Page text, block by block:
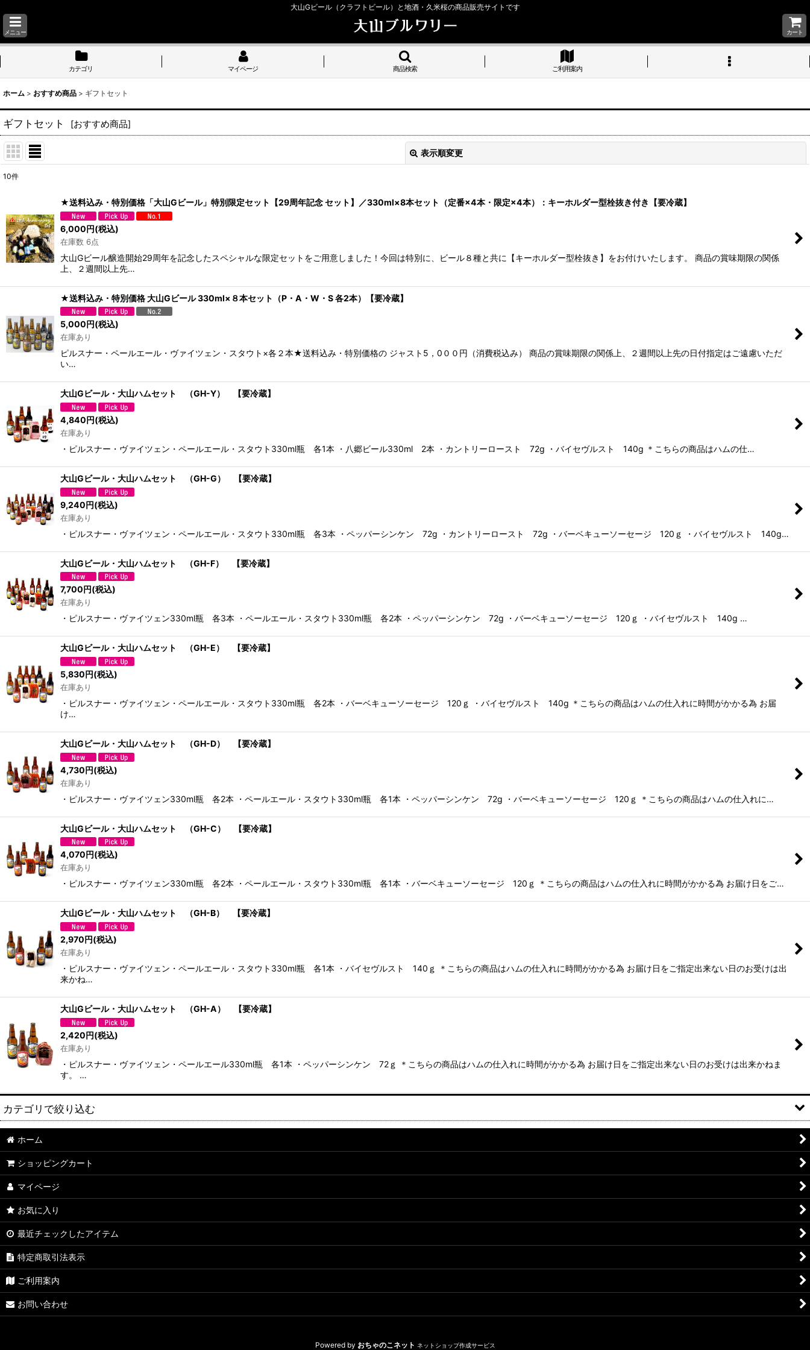
大山Gビール（クラフトビール）と地酒・久米桜の商品販売サイトです
メニュー カート
カテゴリ マイページ 商品検索 ご利用案内
ホーム > おすすめ商品 > ギフトセット
ギフトセット [おすすめ商品]
表示順変更
表示数:
並び順:
絞り込む
10件
★送料込み・特別価格「大山Gビール」特別限定セット【29周年記念 セット】／330ml×8本セット（定番×4本・限定×4本）：キーホルダー型栓抜き付き【要冷蔵】
6,000円(税込)
在庫数 6点
大山Gビール醸造開始29周年を記念したスペシャルな限定セットをご用意しました！今回は特別に、ビール８種と共に【キーホルダー型栓抜き】をお付けいたします。 商品の賞味期限の関係
上、２週間以上先…
★送料込み・特別価格 大山Gビール 330ml×８本セット（P・A・W・S 各2本）【要冷蔵】
5,000円(税込)
在庫あり
ピルスナー・ペールエール・ヴァイツェン・スタウト×各２本★送料込み・特別価格の ジャスト5，0００円（消費税込み） 商品の賞味期限の関係上、２週間以上先の日付指定はご遠慮いただ
い…
大山Gビール・大山ハムセット （GH-Y） 【要冷蔵】
4,840円(税込)
在庫あり
・ピルスナー・ヴァイツェン・ペールエール・スタウト330ml瓶 各1本 ・八郷ビール330ml 2本 ・カントリーロースト 72g ・バイセヴルスト 140g ＊こちらの商品はハムの仕…
大山Gビール・大山ハムセット （GH-G） 【要冷蔵】
9,240円(税込)
在庫あり
・ピルスナー・ヴァイツェン・ペールエール・スタウト330ml瓶 各3本 ・ペッパーシンケン 72g ・カントリーロースト 72g ・バーベキューソーセージ 120ｇ ・バイセヴルスト 140g…
大山Gビール・大山ハムセット （GH-F） 【要冷蔵】
7,700円(税込)
在庫あり
・ピルスナー・ヴァイツェン330ml瓶 各3本 ・ペールエール・スタウト330ml瓶 各2本 ・ペッパーシンケン 72g ・バーベキューソーセージ 120ｇ ・バイセヴルスト 140g …
大山Gビール・大山ハムセット （GH-E） 【要冷蔵】
5,830円(税込)
在庫あり
・ピルスナー・ヴァイツェン・ペールエール・スタウト330ml瓶 各2本 ・バーベキューソーセージ 120ｇ ・バイセヴルスト 140g ＊こちらの商品はハムの仕入れに時間がかかる為 お届
け…
大山Gビール・大山ハムセット （GH-D） 【要冷蔵】
4,730円(税込)
在庫あり
・ピルスナー・ヴァイツェン330ml瓶 各2本 ・ペールエール・スタウト330ml瓶 各1本 ・ペッパーシンケン 72g ・バーベキューソーセージ 120ｇ ＊こちらの商品はハムの仕入れに…
大山Gビール・大山ハムセット （GH-C） 【要冷蔵】
4,070円(税込)
在庫あり
・ピルスナー・ヴァイツェン330ml瓶 各2本 ・ペールエール・スタウト330ml瓶 各1本 ・バーベキューソーセージ 120ｇ ＊こちらの商品はハムの仕入れに時間がかかる為 お届け日をご…
大山Gビール・大山ハムセット （GH-B） 【要冷蔵】
2,970円(税込)
在庫あり
・ピルスナー・ヴァイツェン・ペールエール・スタウト330ml瓶 各1本 ・バイセヴルスト 140ｇ ＊こちらの商品はハムの仕入れに時間がかかる為 お届け日をご指定出来ない日のお受けは出
来かね…
大山Gビール・大山ハムセット （GH-A） 【要冷蔵】
2,420円(税込)
在庫あり
・ピルスナー・ヴァイツェン・ペールエール330ml瓶 各1本 ・ペッパーシンケン 72ｇ ＊こちらの商品はハムの仕入れに時間がかかる為 お届け日をご指定出来ない日のお受けは出来かねま
す。 …
カテゴリで絞り込む
ギフトセット (全商品)
★送料込み・特別価格おすすめ限定セット
大山Gビール＆大山ハムセット
地酒セット
大山Gビール＆地酒セット
ホーム
ショッピングカート
マイページ
お気に入り
最近チェックしたアイテム
特定商取引法表示
ご利用案内
お問い合わせ
Powered by おちゃのこネット ネットショップ作成サービス